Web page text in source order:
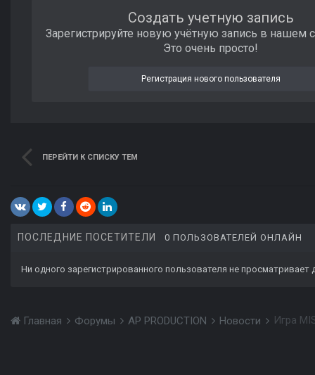
Создать учетную запись
Зарегистрируйте новую учётную запись в нашем
Это очень просто!
Регистрация нового пользователя
ПЕРЕЙТИ К СПИСКУ ТЕМ
ПОСЛЕДНИЕ ПОСЕТИТЕЛИ 0 ПОЛЬЗОВАТЕЛЕЙ ОНЛАЙН
Ни одного зарегистрированного пользователя не просматривает
Главная Форумы AP PRODUCTION Новости Игра